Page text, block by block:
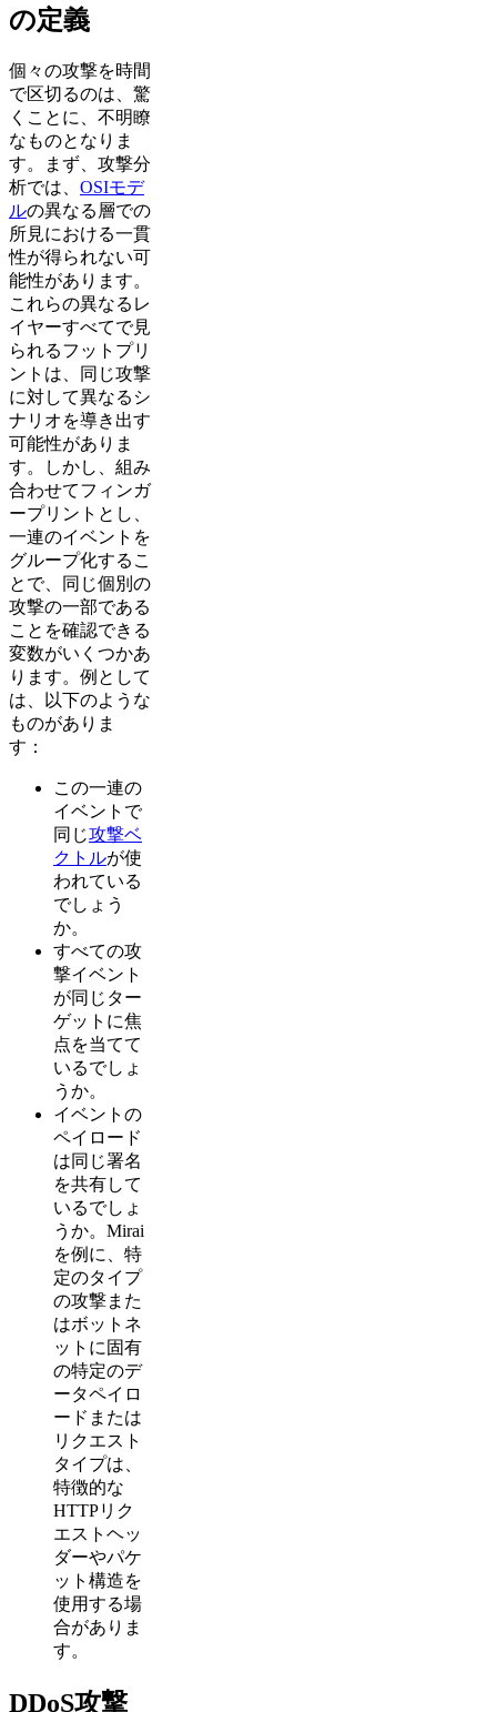
の定義
個々の攻撃を時間
で区切るのは、驚
くことに、不明瞭
なものとなりま
す。まず、攻撃分
析では、 OSIモデ
ルの異なる層での
所見における一貫
性が得られない可
能性があります。
これらの異なるレ
イヤーすべてで見
られるフットプリ
ントは、同じ攻撃
に対して異なるシ
ナリオを導き出す
可能性がありま
す。しかし、組み
合わせてフィンガ
ープリントとし、
一連のイベントを
グループ化するこ
とで、同じ個別の
攻撃の一部である
ことを確認できる
変数がいくつかあ
ります。例として
は、以下のような
ものがありま
す：
この一連の
イベントで
同じ攻撃ベ
クトルが使
われている
でしょう
か。
すべての攻
撃イベント
が同じター
ゲットに焦
点を当てて
いるでしょ
うか。
イベントの
ペイロード
は同じ署名
を共有して
いるでしょ
うか。Mirai
を例に、特
定のタイプ
の攻撃また
はボットネ
ットに固有
の特定のデ
ータペイロ
ードまたは
リクエスト
タイプは、
特徴的な
HTTPリク
エストヘッ
ダーやパケ
ット構造を
使用する場
合がありま
す。
DDoS攻撃